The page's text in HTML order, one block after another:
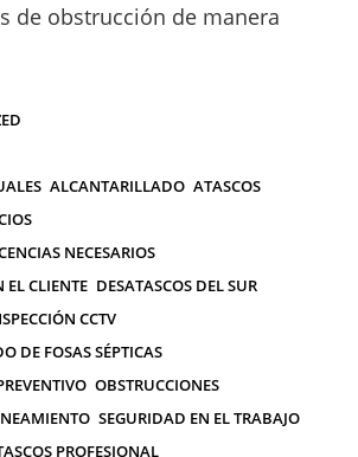
de obstrucción de manera
ALCANTARILLADO ATASCOS
NECESARIOS
CLIENTE DESATASCOS DEL SUR
CCTV
DE FOSAS SÉPTICAS
OBSTRUCCIONES
SEGURIDAD EN EL TRABAJO
PROFESIONAL